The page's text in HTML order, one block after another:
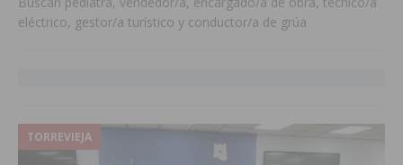
eléctrico, gestor/a turístico y conductor/a de grúa
TORREVIEJA